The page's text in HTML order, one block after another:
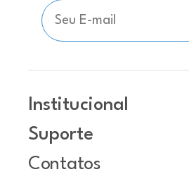
Institucional
Suporte
Contatos